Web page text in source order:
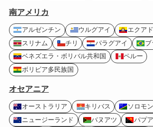
南アメリカ
アルゼンチン ウルグアイ エクア
スリナム
チリ パラグアイ
ベネズエラ・ボリバル共和国
ペルー
ボリビア多民族国
オセアニア
オーストラリア キリバス
ソロモ
ニュージーランド
バヌアツ
パプ